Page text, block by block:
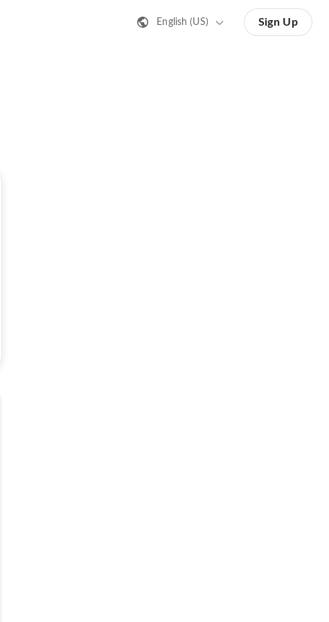
English (US) Sign Up